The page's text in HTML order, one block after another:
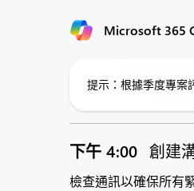
Microsoft 365
提示：根據季度專案
下午 4:00 創建
檢查通訊以確保所有